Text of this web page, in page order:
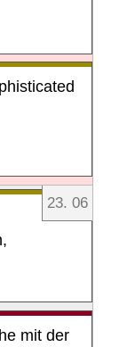
23. 06
mit der